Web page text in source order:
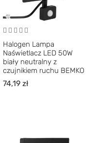
Halogen Lampa
Naświetlacz LED 50W
biały neutralny z
czujnikiem ruchu BEMKO
74,19 zł